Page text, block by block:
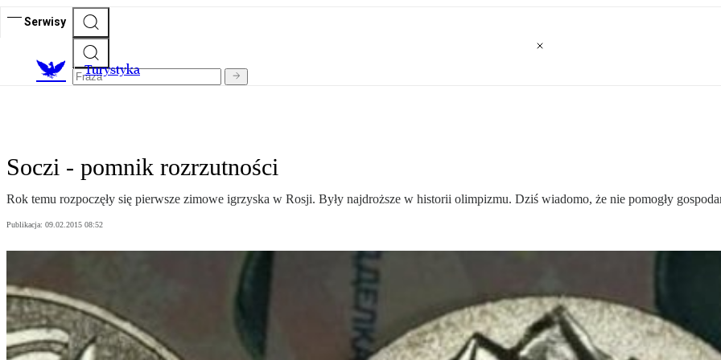
Serwisy
Turystyka
Soczi - pomnik rozrzutności
Rok temu rozpoczęły się pierwsze zimowe igrzyska w Rosji. Były najdroższe w historii olimpizmu. Dziś wiadomo, że nie pomogły
Publikacja: 09.02.2015 08:52